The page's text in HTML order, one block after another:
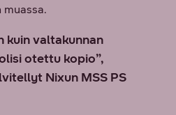
kuin valtakunnan
otettu kopio”,
Nixun MSS PS